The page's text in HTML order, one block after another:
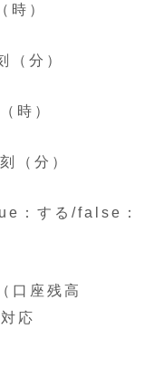
時）
（分）
時）
（分）
：する/false：
口座残高
応